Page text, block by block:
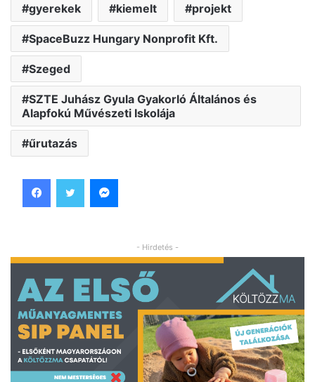
gyerekek kiemelt projekt
SpaceBuzz Hungary Nonprofit Kft.
Szeged
SZTE Juhász Gyula Gyakorló Általános és
Alapfokú Művészeti Iskolája
űrutazás
- Hirdetés -